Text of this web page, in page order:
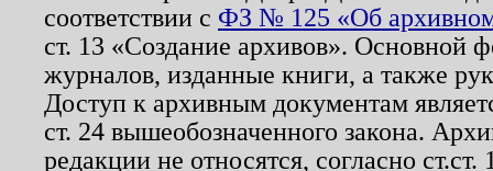
соответствии с ФЗ № 125 «Об
ст. 13 «Создание архивов». Основной
журналов, изданные книги, а также
Доступ к архивным документам
ст. 24 вышеобозначенного закона.
редакции не относятся, согласно